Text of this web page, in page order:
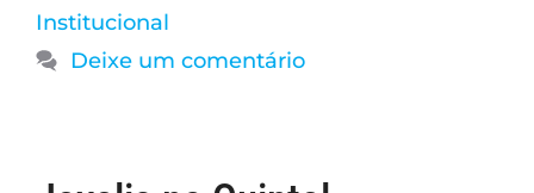
Institucional
Deixe um comentário